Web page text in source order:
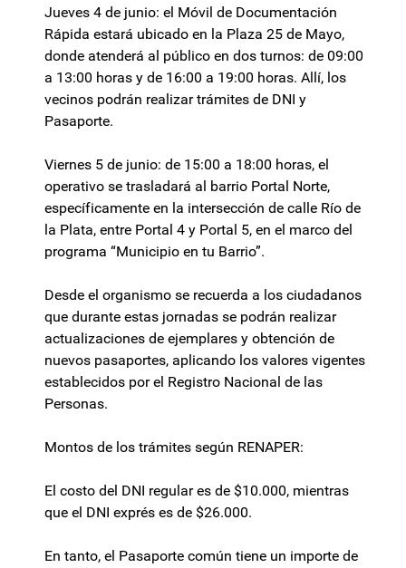
Jueves 4 de junio: el Móvil de Documentación
Rápida estará ubicado en la Plaza 25 de Mayo,
donde atenderá al público en dos turnos: de 09:00
a 13:00 horas y de 16:00 a 19:00 horas. Allí, los
vecinos podrán realizar trámites de DNI y
Pasaporte.
Viernes 5 de junio: de 15:00 a 18:00 horas, el
operativo se trasladará al barrio Portal Norte,
específicamente en la intersección de calle Río de
la Plata, entre Portal 4 y Portal 5, en el marco del
programa “Municipio en tu Barrio”.
Desde el organismo se recuerda a los ciudadanos
que durante estas jornadas se podrán realizar
actualizaciones de ejemplares y obtención de
nuevos pasaportes, aplicando los valores vigentes
establecidos por el Registro Nacional de las
Personas.
Montos de los trámites según RENAPER:
El costo del DNI regular es de $10.000, mientras
que el DNI exprés es de $26.000.
En tanto, el Pasaporte común tiene un importe de